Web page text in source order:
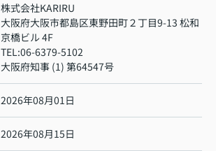
株式会社KARIRU
大阪府大阪市都島区東野田町２丁目9-13 松和
京橋ビル 4F
TEL:06-6379-5102
大阪府知事 (1) 第64547号
2026年08月01日
2026年08月15日